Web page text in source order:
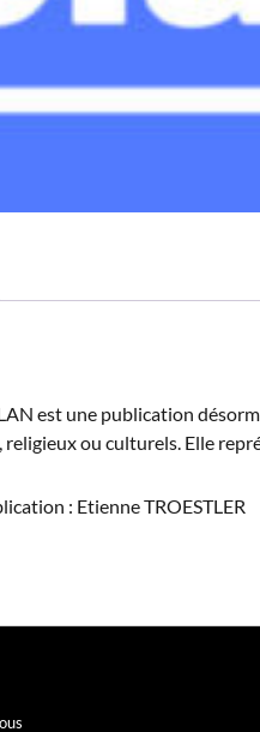
est une publication
ou culturels. Elle
: Etienne TROESTLER